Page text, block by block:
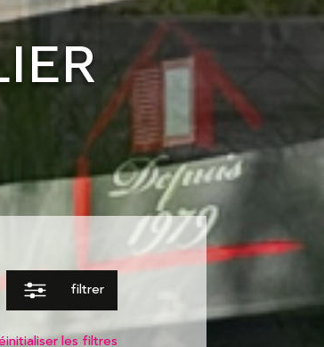
filtrer
les filtres